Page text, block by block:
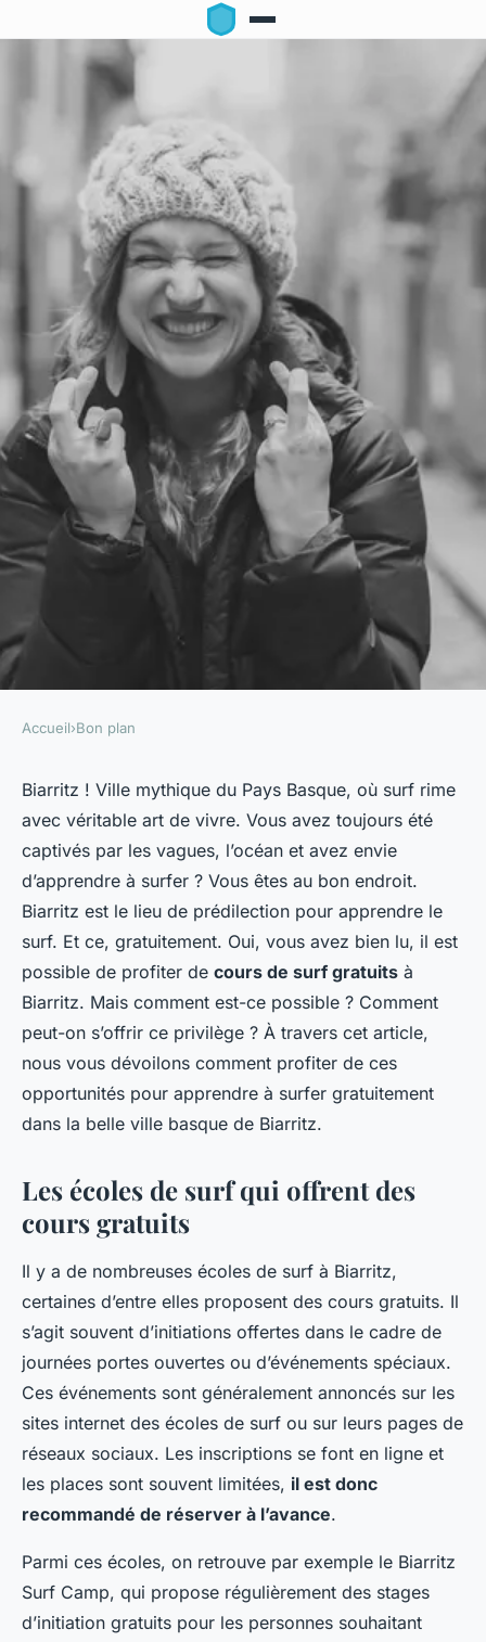
BON PLAN
Comment profiter de cours de
surf gratuits à Biarritz,
France?
Ayden•1 mai 2024• 6 min de lecture
Accueil›Bon plan
Biarritz ! Ville mythique du Pays Basque, où surf rime
avec véritable art de vivre. Vous avez toujours été
captivés par les vagues, l’océan et avez envie
d’apprendre à surfer ? Vous êtes au bon endroit.
Biarritz est le lieu de prédilection pour apprendre le
surf. Et ce, gratuitement. Oui, vous avez bien lu, il est
possible de profiter de cours de surf gratuits à
Biarritz. Mais comment est-ce possible ? Comment
peut-on s’offrir ce privilège ? À travers cet article,
nous vous dévoilons comment profiter de ces
opportunités pour apprendre à surfer gratuitement
dans la belle ville basque de Biarritz.
Les écoles de surf qui offrent des
cours gratuits
Il y a de nombreuses écoles de surf à Biarritz,
certaines d’entre elles proposent des cours gratuits. Il
s’agit souvent d’initiations offertes dans le cadre de
journées portes ouvertes ou d’événements spéciaux.
Ces événements sont généralement annoncés sur les
sites internet des écoles de surf ou sur leurs pages de
réseaux sociaux. Les inscriptions se font en ligne et
les places sont souvent limitées, il est donc
recommandé de réserver à l’avance.
Parmi ces écoles, on retrouve par exemple le Biarritz
Surf Camp, qui propose régulièrement des stages
d’initiation gratuits pour les personnes souhaitant